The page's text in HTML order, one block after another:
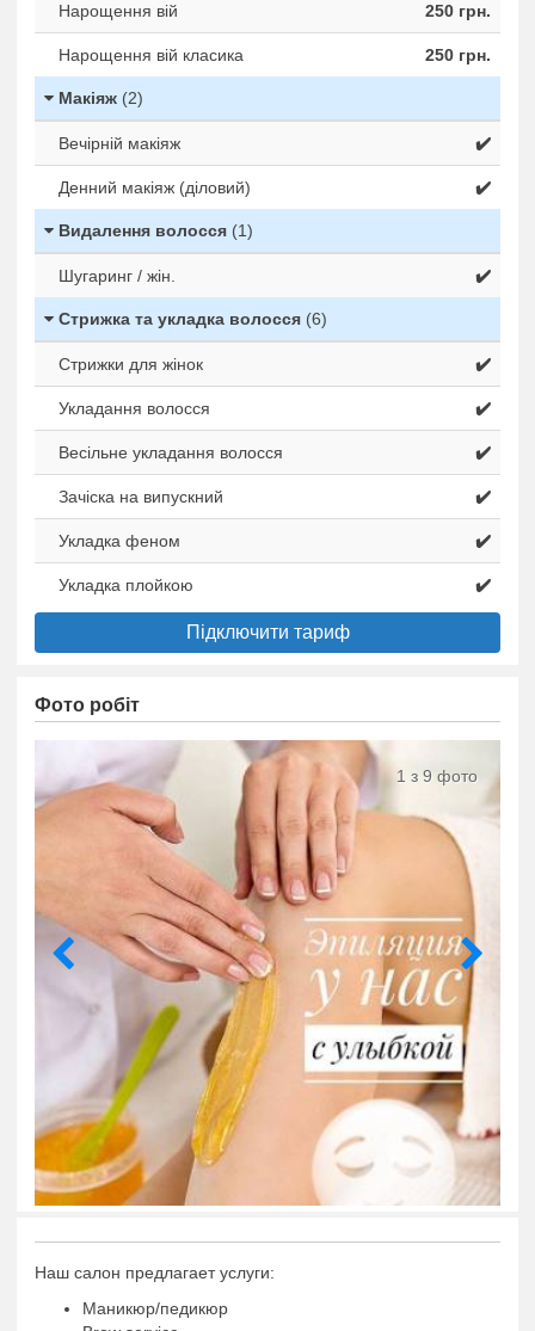
Нарощення вій 250 грн.
Нарощення вій класика 250 грн.
Макіяж (2)
Вечірній макіяж ✔️
Денний макіяж (діловий) ✔️
Видалення волосся (1)
Шугаринг / жін. ✔️
Стрижка та укладка волосся (6)
Стрижки для жінок ✔️
Укладання волосся ✔️
Весільне укладання волосся ✔️
Зачіска на випускний ✔️
Укладка феном ✔️
Укладка плойкою ✔️
Підключити тариф
Фото робіт
1 з 9 фото
Наш салон предлагает услуги:
Маникюр/педикюр